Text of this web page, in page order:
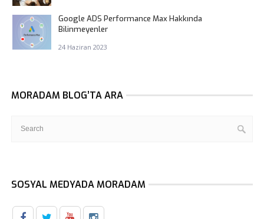
Google ADS Performance Max Hakkında
Bilinmeyenler
24 Haziran 2023
MORADAM BLOG’TA ARA
SOSYAL MEDYADA MORADAM